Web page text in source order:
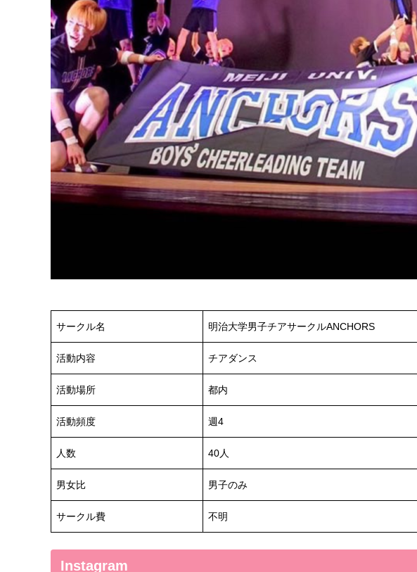
サークル名 明治大学男子チアサークルANCHORS
活動内容 チアダンス
活動場所 都内
活動頻度 週4
人数 40人
男女比 男子のみ
サークル費 不明
Instagram